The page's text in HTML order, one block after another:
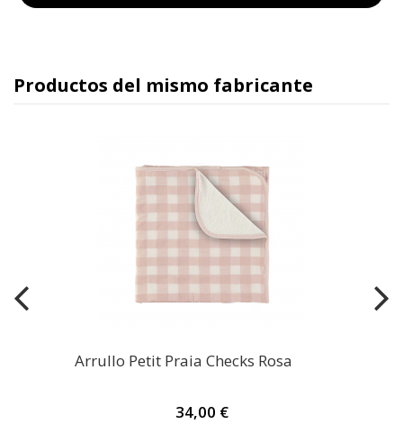
Productos del mismo fabricante
Arrullo Petit Praia Checks Rosa
34,00 €